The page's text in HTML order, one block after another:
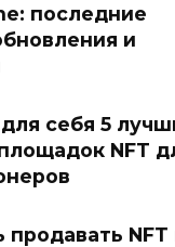
последние
и
себя 5
NFT
продавать NFT